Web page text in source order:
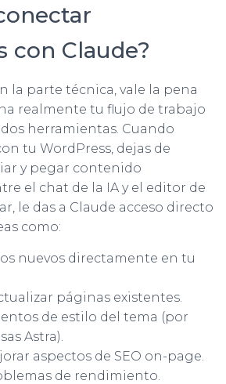
con Claude?
la parte técnica, vale la pena
realmente tu flujo de trabajo
herramientas. Cuando
tu WordPress, dejas de
y pegar contenido
el chat de la IA y el editor de
le das a Claude acceso directo
como:
nuevos directamente en tu
páginas existentes.
de estilo del tema (por
Astra).
aspectos de SEO on-page.
de rendimiento.